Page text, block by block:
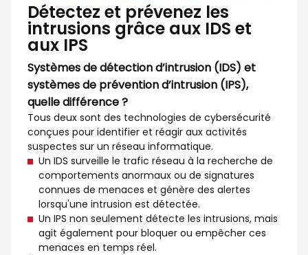
Détectez et prévenez les
intrusions grâce aux IDS et
aux IPS
Systèmes de détection d’intrusion (IDS) et
systèmes de prévention d’intrusion (IPS),
quelle différence ?
Tous deux sont des technologies de cybersécurité
conçues pour identifier et réagir aux activités
suspectes sur un réseau informatique.
Un IDS surveille le trafic réseau à la recherche de
comportements anormaux ou de signatures
connues de menaces et génère des alertes
lorsqu'une intrusion est détectée.
Un IPS non seulement détecte les intrusions, mais
agit également pour bloquer ou empêcher ces
menaces en temps réel.